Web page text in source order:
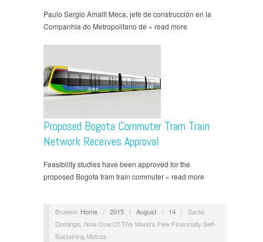
Paulo Sergio Amalfi Meca, jefe de construcción en la
Companhia do Metropolitano de » read more
Proposed Bogota Commuter Tram Train
Network Receives Approval
Feasibility studies have been approved for the
proposed Bogota tram train commuter » read more
Browse: Home / 2015 / August / 14 / Santo
Domingo, Now One Of The World’s Few Financially Self-
Sustaining Metros